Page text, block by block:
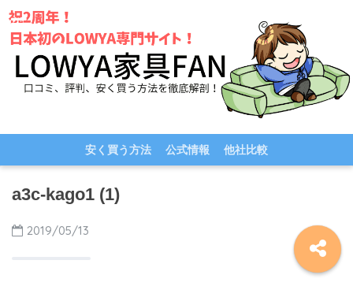
安く買う方法 公式情報 他社比較
a3c-kago1 (1)
2019/05/13